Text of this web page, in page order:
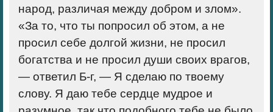
народ, различая между добром и злом».
«За то, что ты попросил об этом, а не
просил себе долгой жизни, не просил
богатства и не просил души своих врагов,
— ответил Б-г, — Я сделаю по твоему
слову. Я даю тебе сердце мудрое и